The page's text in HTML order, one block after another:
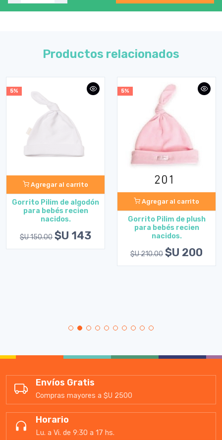
Productos relacionados
5%
Agregar al carrito
Gorrito Pilim de algodón
para bebés recien
nacidos.
$U 150.00 $U 143
5%
Agregar al carrito
Gorrito Pilim de plush
para bebés recien
nacidos.
$U 210.00 $U 200
Envíos Gratis
Compras mayores a $U 2500
Horario
Lu. a Vi. de 9:30 a 17 hs.